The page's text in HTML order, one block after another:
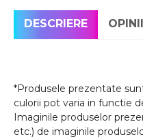
DESCRIERE OPINII
*Produsele prezentate
culorii pot varia in functie
Imaginile produselor
etc.) de imaginile